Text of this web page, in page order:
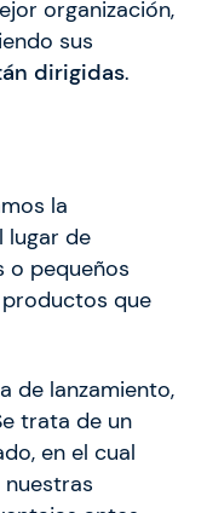
organización,
sus
dirigidas.
la
lugar de
o pequeños
que
de lanzamiento,
trata de un
en el cual